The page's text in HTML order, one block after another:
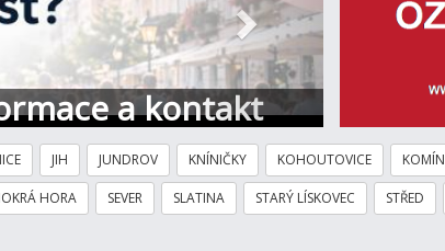
a kontakt
JIH JUNDROV KNÍNIČKY KOHOUTOVICE KOMÍN
HORA SEVER SLATINA STARÝ LÍSKOVEC STŘED